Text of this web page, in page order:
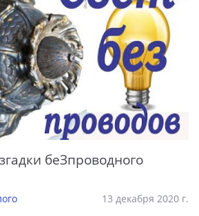
беЗпроводного
13 декабря 2020 г.